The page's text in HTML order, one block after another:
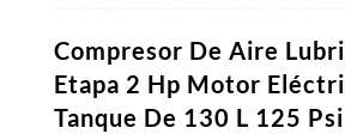
Compresor De Aire
Etapa 2 Hp Motor
Tanque De 130 L 125 Psi